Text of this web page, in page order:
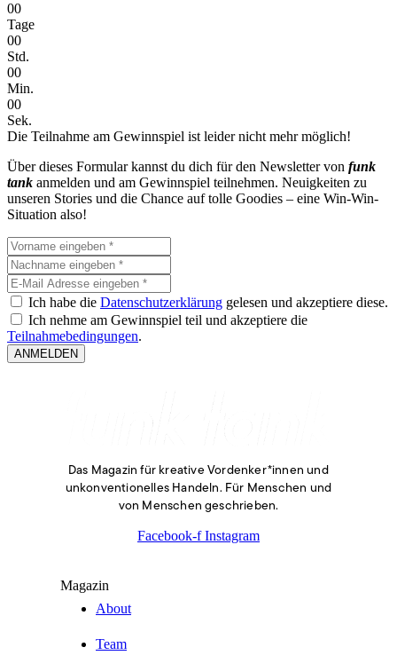
00
Tage
00
Std.
00
Min.
00
Sek.
Die Teilnahme am Gewinnspiel ist leider nicht mehr möglich!
Über dieses Formular kannst du dich für den Newsletter von funk
tank anmelden und am Gewinnspiel teilnehmen. Neuigkeiten zu
unseren Stories und die Chance auf tolle Goodies – eine Win-Win-
Situation also!
Ich habe die Datenschutzerklärung gelesen und akzeptiere diese.
Ich nehme am Gewinnspiel teil und akzeptiere die
Teilnahmebedingungen.
ANMELDEN
Das Magazin für kreative Vordenker*innen und
unkonventionelles Handeln. Für Menschen und
von Menschen geschrieben.
Facebook-f Instagram
Magazin
About
Team